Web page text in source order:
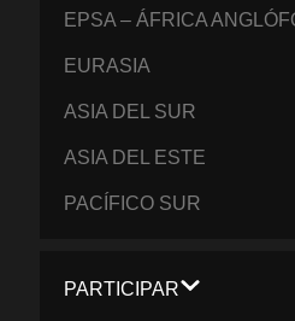
EPSA – ÁFRICA
EURASIA
ASIA DEL SUR
ASIA DEL ESTE
PACÍFICO SUR
PARTICIPAR